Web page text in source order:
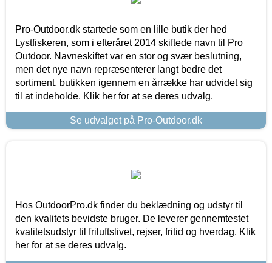
Pro-Outdoor.dk startede som en lille butik der hed
Lystfiskeren, som i efteråret 2014 skiftede navn til Pro
Outdoor. Navneskiftet var en stor og svær beslutning,
men det nye navn repræsenterer langt bedre det
sortiment, butikken igennem en årrække har udvidet sig
til at indeholde. Klik her for at se deres udvalg.
Se udvalget på Pro-Outdoor.dk
Hos OutdoorPro.dk finder du beklædning og udstyr til
den kvalitets bevidste bruger. De leverer gennemtestet
kvalitetsudstyr til friluftslivet, rejser, fritid og hverdag. Klik
her for at se deres udvalg.